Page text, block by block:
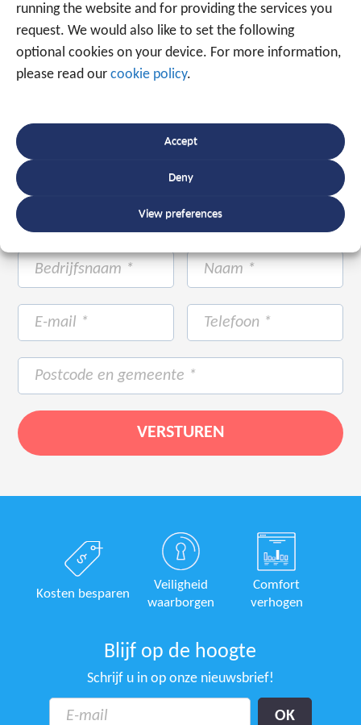
running the website and for providing the services you
request. We would also like to set the following
optional cookies on your device. For more information,
please read our cookie policy.
Accept
Deny
View preferences
+31 88 225 2255
Of maak gebruik van onderstaand formulier.
Kosten besparen
Veiligheid
waarborgen
Comfort
verhogen
Blijf op de hoogte
Schrijf u in op onze nieuwsbrief!